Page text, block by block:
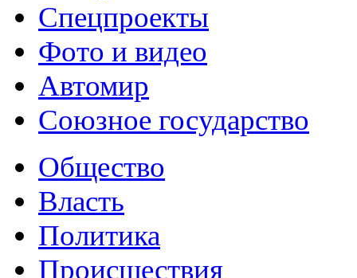
Спецпроекты
Фото и видео
Автомир
Союзное государство
Общество
Власть
Политика
Происшествия